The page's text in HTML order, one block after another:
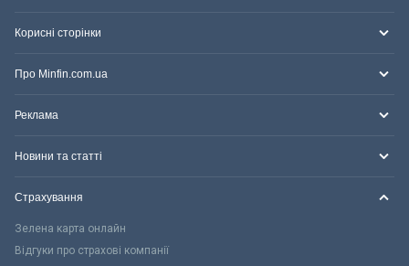
Корисні сторінки
Про Minfin.com.ua
Реклама
Новини та статті
Страхування
Зелена карта онлайн
Відгуки про страхові компанії